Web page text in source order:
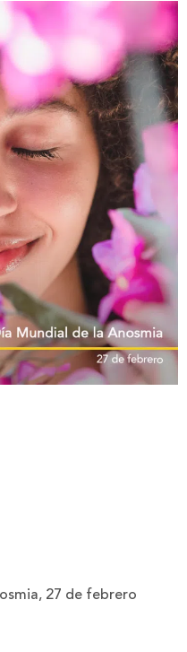
27 de febrero